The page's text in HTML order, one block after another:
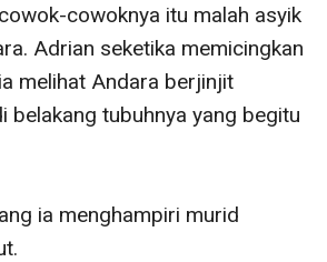
cowoknya itu malah asyik
Adrian seketika memicingkan
melihat Andara berjinjit
belakang tubuhnya yang begitu
ia menghampiri murid